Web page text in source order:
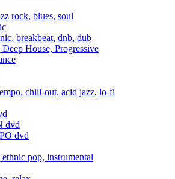
rock, blues, soul
breakbeat, dnb, dub
House, Progressive
chill-out, acid jazz, lo-fi
dvd
dvd
pop, instrumental